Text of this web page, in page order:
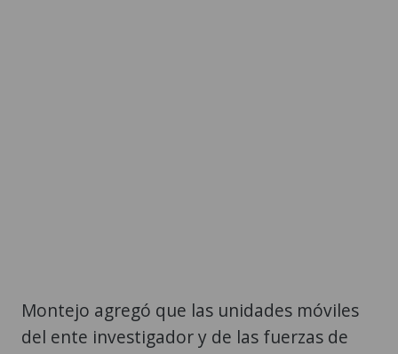
Montejo agregó que las unidades móviles
del ente investigador y de las fuerzas de